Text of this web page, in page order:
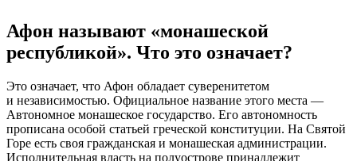
Афон называют «монашеской
республикой». Что это означает?
Это означает, что Афон обладает суверенитетом
и независимостью. Официальное название этого места —
Автономное монашеское государство. Его автономность
прописана особой статьей греческой конституции. На Святой
Горе есть своя гражданская и монашеская администрации.
Исполнительная власть на полуострове принадлежит